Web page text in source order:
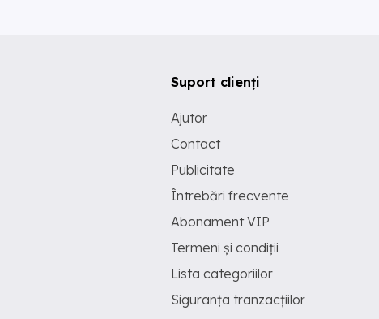
Suport clienți
Ajutor
Contact
Publicitate
Întrebări frecvente
Abonament VIP
Termeni și condiții
Lista categoriilor
Siguranța tranzacțiilor